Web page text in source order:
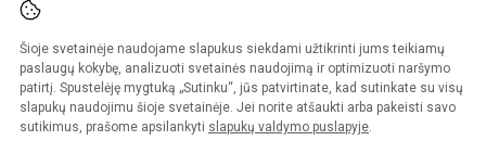
Šioje svetainėje naudojame slapukus siekdami užtikrinti jums teikiamų
paslaugų kokybę, analizuoti svetainės naudojimą ir optimizuoti naršymo
patirtį. Spustelėję mygtuką „Sutinku“, jūs patvirtinate, kad sutinkate su visų
slapukų naudojimu šioje svetainėje. Jei norite atšaukti arba pakeisti savo
sutikimus, prašome apsilankyti slapukų valdymo puslapyje.
© 2022. Vilniaus lopšelis darželis Naminukas. Visos teisės saugomos.
Kopijuoti turinį be raštiško darželio administracijos sutikimo griežtai draudžiama.
Prieinamumo paraiška Slapukų valdymas
Sumanus būdas atnaujinti